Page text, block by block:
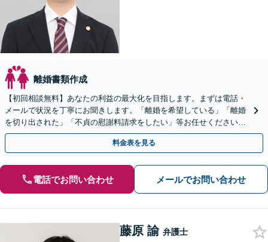
離婚書類作成
【初回相談無料】あなたの利益の最大化を目指します。まずは電話・
メールで状況を丁寧にお聞きします。「離婚を希望している」「離婚
を切り出された」「不貞の慰謝料請求をしたい」等お任せください。
【リーズナブルな料金設定】
料金表を見る
電話でお問い合わせ メールでお問い合わせ
藤原 諭 弁護士